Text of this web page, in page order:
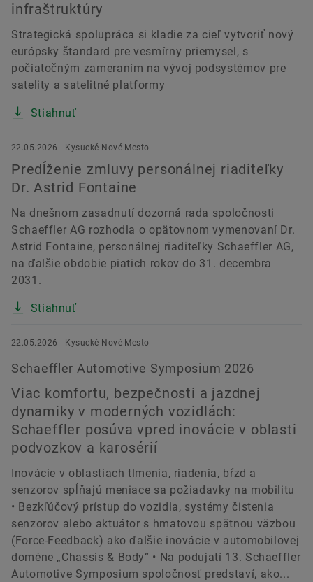
infraštruktúry
Strategická spolupráca si kladie za cieľ vytvoriť nový
európsky štandard pre vesmírny priemysel, s
počiatočným zameraním na vývoj podsystémov pre
satelity a satelitné platformy
Stiahnuť
22.05.2026 | Kysucké Nové Mesto
Predĺženie zmluvy personálnej riaditeľky
Dr. Astrid Fontaine
Na dnešnom zasadnutí dozorná rada spoločnosti
Schaeffler AG rozhodla o opätovnom vymenovaní Dr.
Astrid Fontaine, personálnej riaditeľky Schaeffler AG,
na ďalšie obdobie piatich rokov do 31. decembra
2031.
Stiahnuť
22.05.2026 | Kysucké Nové Mesto
Schaeffler Automotive Symposium 2026
Viac komfortu, bezpečnosti a jazdnej
dynamiky v moderných vozidlách:
Schaeffler posúva vpred inovácie v oblasti
podvozkov a karosérií
Inovácie v oblastiach tlmenia, riadenia, bŕzd a
senzorov spĺňajú meniace sa požiadavky na mobilitu
• Bezkľúčový prístup do vozidla, systémy čistenia
senzorov alebo aktuátor s hmatovou spätnou väzbou
(Force-Feedback) ako ďalšie inovácie v automobilovej
doméne „Chassis & Body“ • Na podujatí 13. Schaeffler
Automotive Symposium spoločnosť predstaví, ako...